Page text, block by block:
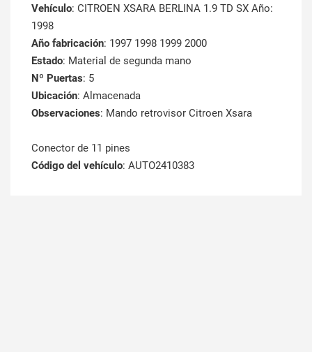
Vehículo: CITROEN XSARA BERLINA 1.9 TD SX Año:
1998
Año fabricación: 1997 1998 1999 2000
Estado: Material de segunda mano
Nº Puertas: 5
Ubicación: Almacenada
Observaciones: Mando retrovisor Citroen Xsara
Conector de 11 pines
Código del vehículo: AUTO2410383